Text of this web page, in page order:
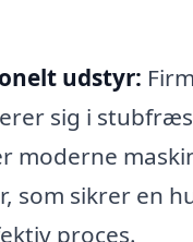
udstyr:
sig i
moderne
som sikrer en
proces.